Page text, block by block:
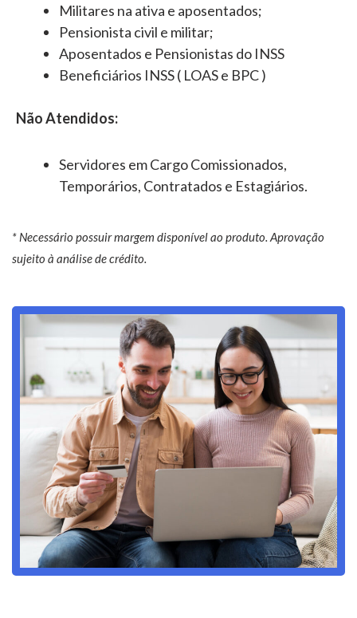
Militares na ativa e aposentados;
Pensionista civil e militar;
Aposentados e Pensionistas do INSS
Beneficiários INSS ( LOAS e BPC )
Não Atendidos:
Servidores em Cargo Comissionados,
Temporários, Contratados e Estagiários.
* Necessário possuir margem disponível ao produto. Aprovação
sujeito à análise de crédito.